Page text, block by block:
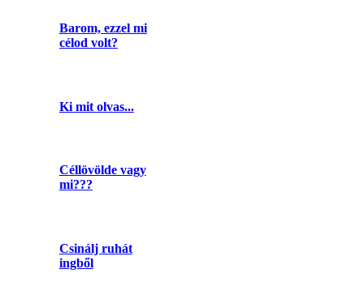
Barom, ezzel mi
célod volt?
Ki mit olvas...
Céllövölde vagy
mi???
Csinálj ruhát
ingből